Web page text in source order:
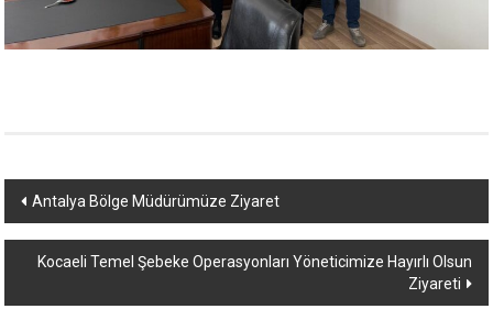
Yazı
dolaşımı
Antalya Bölge Müdürümüze Ziyaret
Kocaeli Temel Şebeke Operasyonları Yöneticimize Hayırlı Olsun
Ziyareti